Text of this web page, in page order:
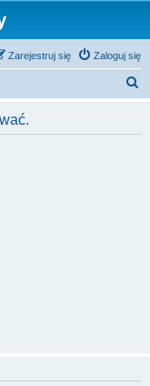
Zaloguj się
Zarejestruj się